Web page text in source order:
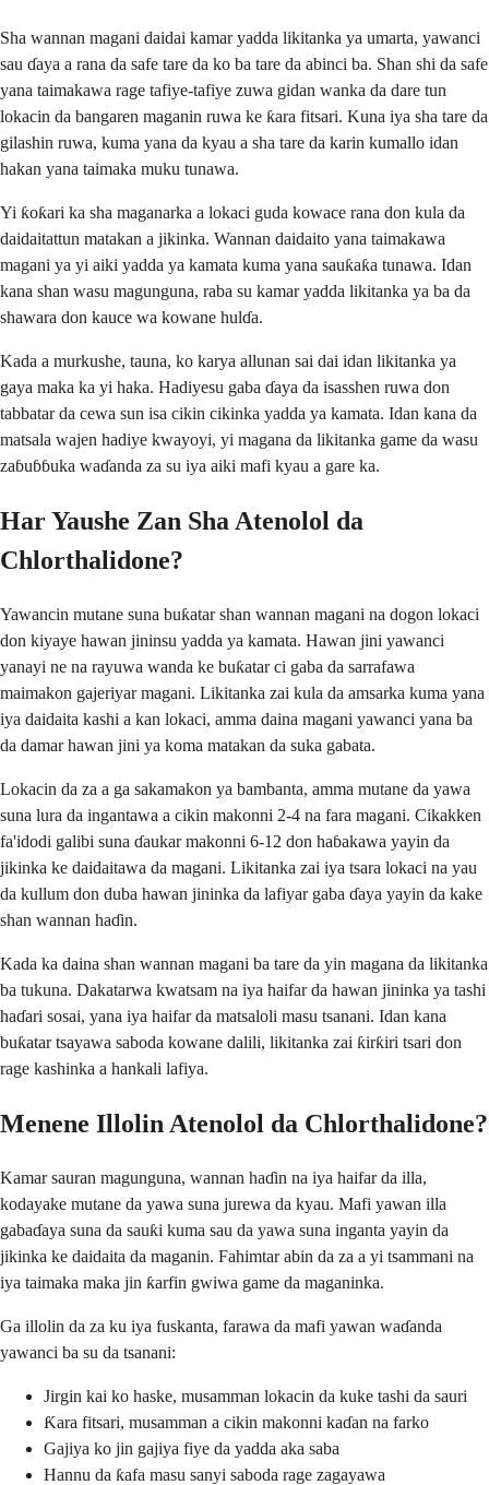
Sha wannan magani daidai kamar yadda likitanka ya umarta, yawanci
sau ɗaya a rana da safe tare da ko ba tare da abinci ba. Shan shi da safe
yana taimakawa rage tafiye-tafiye zuwa gidan wanka da dare tun
lokacin da bangaren maganin ruwa ke ƙara fitsari. Kuna iya sha tare da
gilashin ruwa, kuma yana da kyau a sha tare da karin kumallo idan
hakan yana taimaka muku tunawa.
Yi ƙoƙari ka sha maganarka a lokaci guda kowace rana don kula da
daidaitattun matakan a jikinka. Wannan daidaito yana taimakawa
magani ya yi aiki yadda ya kamata kuma yana sauƙaƙa tunawa. Idan
kana shan wasu magunguna, raba su kamar yadda likitanka ya ba da
shawara don kauce wa kowane hulɗa.
Kada a murkushe, tauna, ko karya allunan sai dai idan likitanka ya
gaya maka ka yi haka. Hadiyesu gaba ɗaya da isasshen ruwa don
tabbatar da cewa sun isa cikin cikinka yadda ya kamata. Idan kana da
matsala wajen hadiye kwayoyi, yi magana da likitanka game da wasu
zaɓuɓɓuka waɗanda za su iya aiki mafi kyau a gare ka.
Har Yaushe Zan Sha Atenolol da
Chlorthalidone?
Yawancin mutane suna buƙatar shan wannan magani na dogon lokaci
don kiyaye hawan jininsu yadda ya kamata. Hawan jini yawanci
yanayi ne na rayuwa wanda ke buƙatar ci gaba da sarrafawa
maimakon gajeriyar magani. Likitanka zai kula da amsarka kuma yana
iya daidaita kashi a kan lokaci, amma daina magani yawanci yana ba
da damar hawan jini ya koma matakan da suka gabata.
Lokacin da za a ga sakamakon ya bambanta, amma mutane da yawa
suna lura da ingantawa a cikin makonni 2-4 na fara magani. Cikakken
fa'idodi galibi suna ɗaukar makonni 6-12 don haɓakawa yayin da
jikinka ke daidaitawa da magani. Likitanka zai iya tsara lokaci na yau
da kullum don duba hawan jininka da lafiyar gaba ɗaya yayin da kake
shan wannan haɗin.
Kada ka daina shan wannan magani ba tare da yin magana da likitanka
ba tukuna. Dakatarwa kwatsam na iya haifar da hawan jininka ya tashi
haɗari sosai, yana iya haifar da matsaloli masu tsanani. Idan kana
buƙatar tsayawa saboda kowane dalili, likitanka zai ƙirƙiri tsari don
rage kashinka a hankali lafiya.
Menene Illolin Atenolol da Chlorthalidone?
Kamar sauran magunguna, wannan haɗin na iya haifar da illa,
kodayake mutane da yawa suna jurewa da kyau. Mafi yawan illa
gabaɗaya suna da sauƙi kuma sau da yawa suna inganta yayin da
jikinka ke daidaita da maganin. Fahimtar abin da za a yi tsammani na
iya taimaka maka jin ƙarfin gwiwa game da maganinka.
Ga illolin da za ku iya fuskanta, farawa da mafi yawan waɗanda
yawanci ba su da tsanani:
Jirgin kai ko haske, musamman lokacin da kuke tashi da sauri
Ƙara fitsari, musamman a cikin makonni kaɗan na farko
Gajiya ko jin gajiya fiye da yadda aka saba
Hannu da ƙafa masu sanyi saboda rage zagayawa